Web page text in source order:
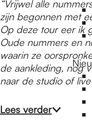
“Vrijwel alle
zijn begonnen met
Op deze tour eer ik
Oude nummers en
waarin ze
de aankleding, nog
naar de studio of
Lees verder